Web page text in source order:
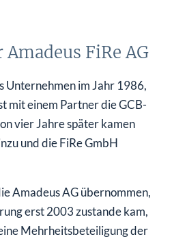
FiRe AG
Unternehmen im Jahr 1986,
mit einem Partner die GCB-
vier Jahre später kamen
und die FiRe GmbH
Amadeus AG übernommen,
erst 2003 zustande kam,
Mehrheitsbeteiligung der